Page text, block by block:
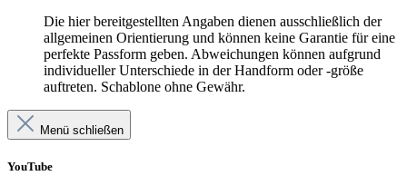
Die hier bereitgestellten Angaben dienen ausschließlich der
allgemeinen Orientierung und können keine Garantie für eine
perfekte Passform geben. Abweichungen können aufgrund
individueller Unterschiede in der Handform oder -größe
auftreten. Schablone ohne Gewähr.
Menü schließen
YouTube